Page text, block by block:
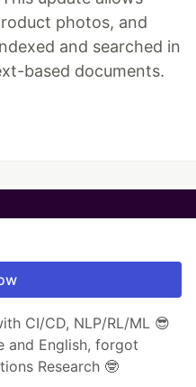
photos, and
and searched in
based documents.
CI/CD, NLP/RL/ML 😎
and English, forgot
Research 🤓